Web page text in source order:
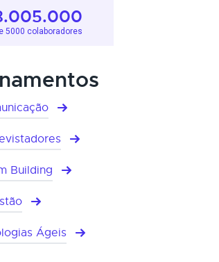
5000 colaboradores
Building
Ágeis